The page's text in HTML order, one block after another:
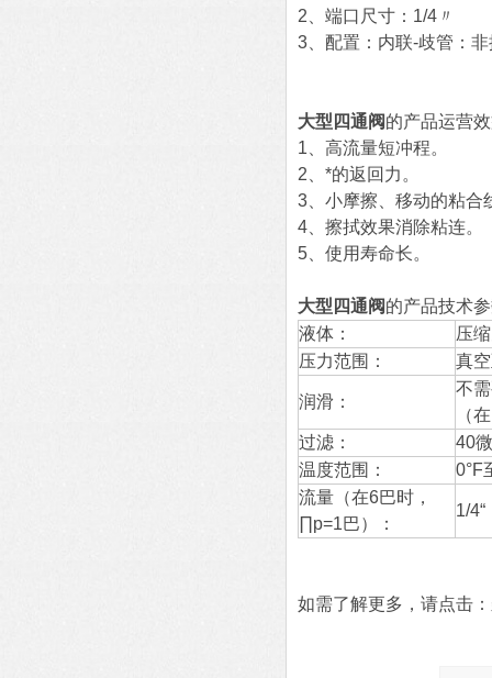
2、端口尺寸：1/4〃
3、配置：内联-歧管：
大型四通阀的产品运营
1、高流量短冲程。
2、*的返回力。
3、小摩擦、移动的粘合
4、擦拭效果消除粘连。
5、使用寿命长。
大型四通阀的产品技术
液体：
压
压力范围：
真
润滑：
不
（
过滤：
40
温度范围：
0°F
流量（在6巴时，
∏p=1巴）：
1/
如需了解更多，请点击：